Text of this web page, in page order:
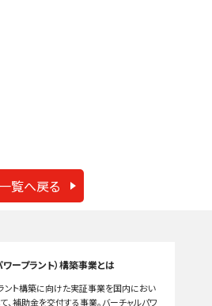
一覧へ戻る
ープラント）構築事業とは
ント構築に向けた実証事業を国内におい
、補助金を交付する事業。バーチャルパワ